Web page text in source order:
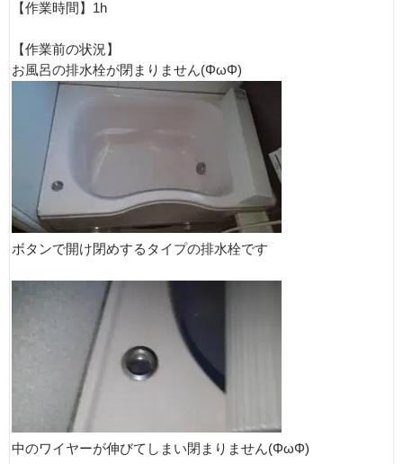
【作業時間】1h
【作業前の状況】
お風呂の排水栓が閉まりません(ΦωΦ)
ボタンで開け閉めするタイプの排水栓です
中のワイヤーが伸びてしまい閉まりません(ΦωΦ)